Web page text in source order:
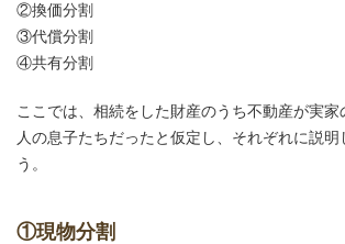
②換価分割
③代償分割
④共有分割
ここでは、相続をした財産のうち不動産が実
人の息子たちだったと仮定し、それぞれに説明
う。
①現物分割